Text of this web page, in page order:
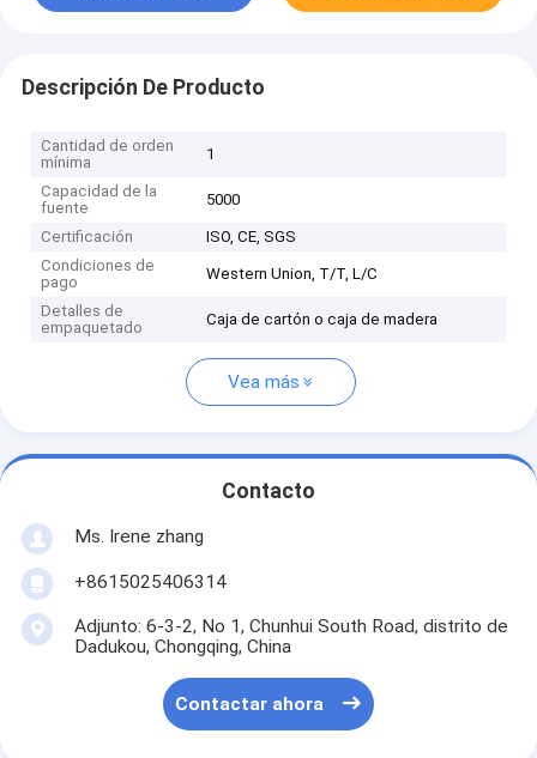
Descripción De Producto
Cantidad de orden
mínima
1
Capacidad de la
fuente
5000
Certificación
ISO, CE, SGS
Condiciones de
pago
Western Union, T/T, L/C
Detalles de
empaquetado
Caja de cartón o caja de madera
Vea más
Contacto
Ms. Irene zhang
+8615025406314
Adjunto: 6-3-2, No 1, Chunhui South Road, distrito de
Dadukou, Chongqing, China
Contactar ahora